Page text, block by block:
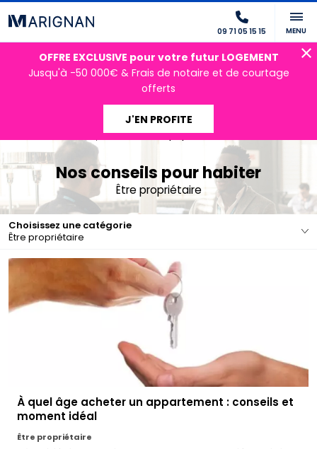
09 71 05 15 15 MENU
OFFRE EXCLUSIVE pour votre futur LOGEMENT
Jusqu'à -50 000€ & Frais de notaire et de courtage
offerts
J'EN PROFITE
Nos conseils pour habiter Être propriétaire
Nos conseils pour habiter
Être propriétaire
Choisissez une catégorie
Être propriétaire
À quel âge acheter un appartement : conseils et
moment idéal
Être propriétaire